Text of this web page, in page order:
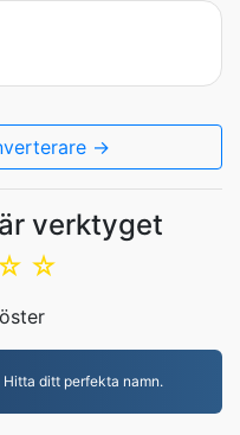
→
verktyget
☆
ditt perfekta namn.